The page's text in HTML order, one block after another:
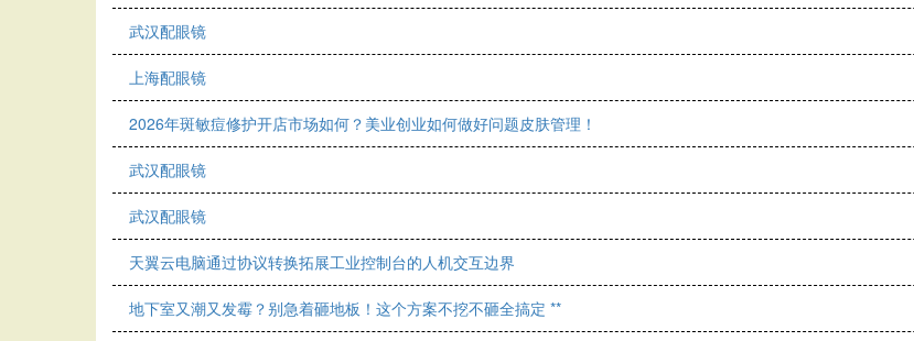
武汉配眼镜
上海配眼镜
2026年斑敏痘修护开店市场如何？美业创业如何做好问题皮肤管理！
武汉配眼镜
武汉配眼镜
天翼云电脑通过协议转换拓展工业控制台的人机交互边界
地下室又潮又发霉？别急着砸地板！这个方案不挖不砸全搞定 **